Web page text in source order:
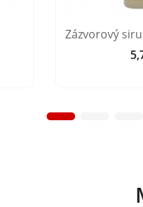
Zázvorový